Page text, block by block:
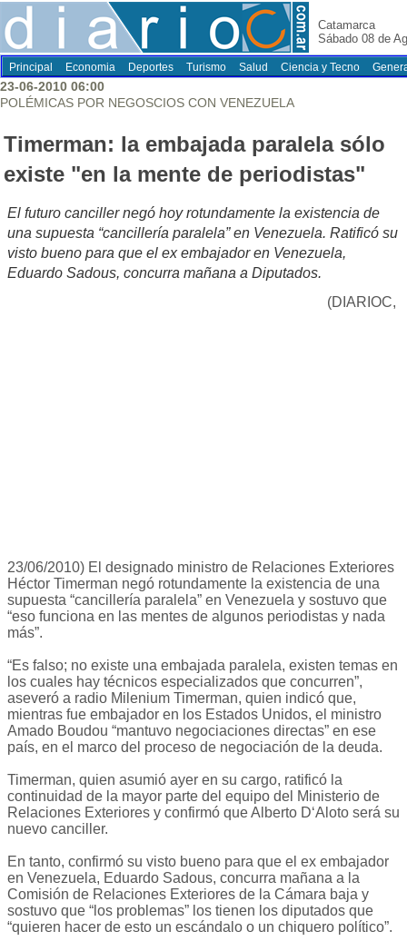
Catamarca
Sábado 08 de
Principal Economia Deportes Turismo Salud Ciencia y Tecno
23-06-2010 06:00
POLÉMICAS POR NEGOSCIOS CON VENEZUELA
Timerman: la embajada paralela sólo
existe "en la mente de periodistas"
El futuro canciller negó hoy rotundamente la existencia de
una supuesta “cancillería paralela” en Venezuela. Ratificó su
visto bueno para que el ex embajador en Venezuela,
Eduardo Sadous, concurra mañana a Diputados.
(DIARIOC,
23/06/2010) El designado ministro de Relaciones Exteriores
Héctor Timerman negó rotundamente la existencia de una
supuesta “cancillería paralela” en Venezuela y sostuvo que
“eso funciona en las mentes de algunos periodistas y nada
más”.
“Es falso; no existe una embajada paralela, existen temas en
los cuales hay técnicos especializados que concurren”,
aseveró a radio Milenium Timerman, quien indicó que,
mientras fue embajador en los Estados Unidos, el ministro
Amado Boudou “mantuvo negociaciones directas” en ese
país, en el marco del proceso de negociación de la deuda.
Timerman, quien asumió ayer en su cargo, ratificó la
continuidad de la mayor parte del equipo del Ministerio de
Relaciones Exteriores y confirmó que Alberto D‘Aloto será su
nuevo canciller.
En tanto, confirmó su visto bueno para que el ex embajador
en Venezuela, Eduardo Sadous, concurra mañana a la
Comisión de Relaciones Exteriores de la Cámara baja y
sostuvo que “los problemas” los tienen los diputados que
“quieren hacer de esto un escándalo o un chiquero político”.